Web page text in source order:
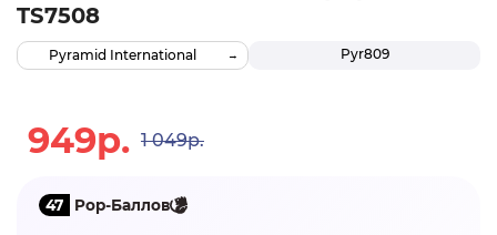
TS7508
Pyr809
Pyramid International
949р. 1 049р.
47 Pop-Баллов